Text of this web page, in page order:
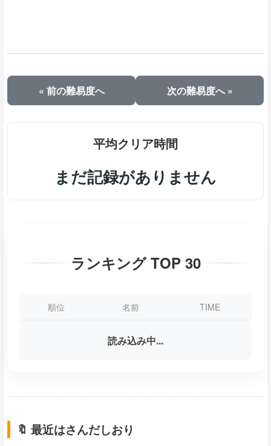
« 前の難易度へ 次の難易度へ »
平均クリア時間
まだ記録がありません
ランキング TOP 30
順位 名前 TIME
読み込み中...
🔖 最近はさんだしおり